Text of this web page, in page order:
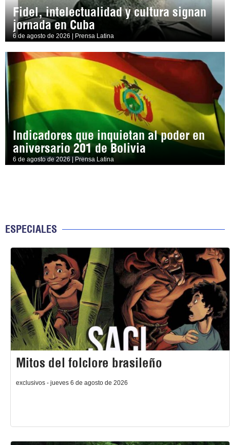
Fidel, intelectualidad y cultura signan
jornada en Cuba
6 de agosto de 2026 | Prensa Latina
Indicadores que inquietan al poder en
aniversario 201 de Bolivia
6 de agosto de 2026 | Prensa Latina
ESPECIALES
Mitos del folclore brasileño
exclusivos - jueves 6 de agosto de 2026